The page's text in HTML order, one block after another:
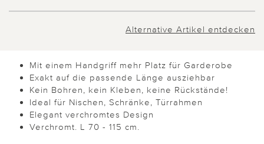
Alternative Artikel entdecken
Mit einem Handgriff mehr Platz für Garderobe
Exakt auf die passende Länge ausziehbar
Kein Bohren, kein Kleben, keine Rückstände!
Ideal für Nischen, Schränke, Türrahmen
Elegant verchromtes Design
Verchromt. L 70 - 115 cm.